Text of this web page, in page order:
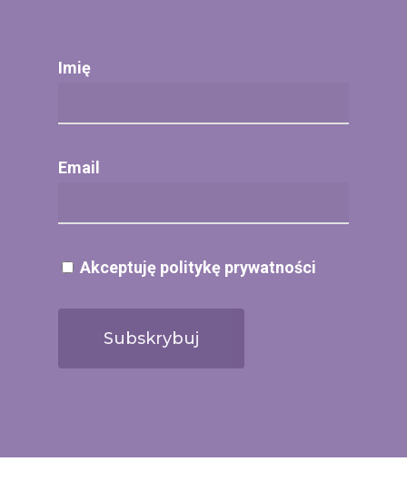
Imię
Email
Akceptuję politykę prywatności